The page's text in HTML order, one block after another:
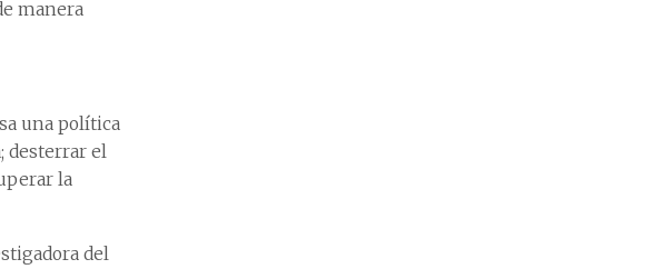
manera
una política
desterrar el
la
del